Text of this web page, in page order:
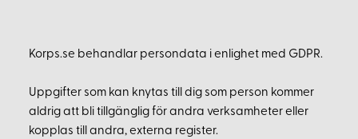
Korps.se behandlar persondata i enlighet med GDPR.
Uppgifter som kan knytas till dig som person kommer
aldrig att bli tillgänglig för andra verksamheter eller
kopplas till andra, externa register.